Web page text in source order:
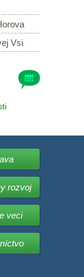
Vsi
rozvoj
veci